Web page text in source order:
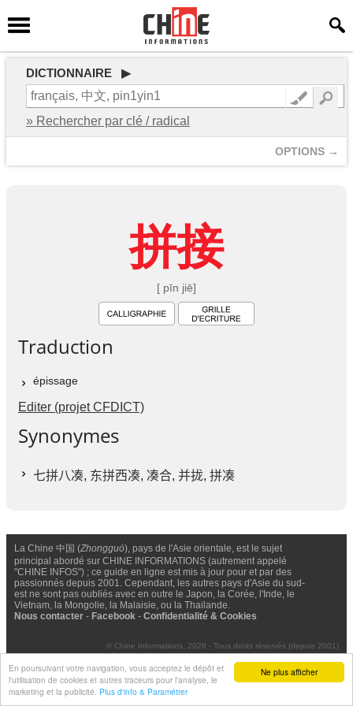
Ne plus afficher
En poursuivant votre navigation, vous acceptez le dépôt et
l'utilisation de cookies et autres traceurs pour l'analyse, le
marketing et la publicité. Plus d'info & Paramétrer
DICTIONNAIRE ▶
» Rechercher par clé / radical
OPTIONS →
拼接
[ pīn jiē]
Traduction
épissage
Editer (projet CFDICT)
Synonymes
七拼八凑, 东拼西凑, 凑合, 并拢, 拼凑
La Chine 中国 (Zhongguó), pays de l'Asie orientale, est le sujet
principal abordé sur CHINE INFORMATIONS (autrement appelé
"CHINE INFOS") ; ce guide en ligne est mis à jour pour et par des
passionnés depuis 2001. Cependant, les autres pays d'Asie du sud-
est ne sont pas oubliés avec en outre le Japon, la Corée, l'Inde, le
Vietnam, la Mongolie, la Malaisie, ou la Thailande.
Nous contacter - Facebook - Confidentialité & Cookies
© Chine Informations, 2026 - Tous droits réservés (depuis 2001)